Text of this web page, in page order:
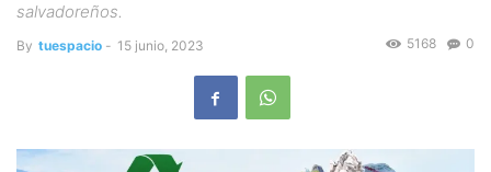
salvadoreños.
By tuespacio - 15 junio, 2023 0
5168